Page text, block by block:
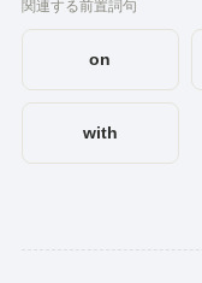
関連する前置詞句
on
with